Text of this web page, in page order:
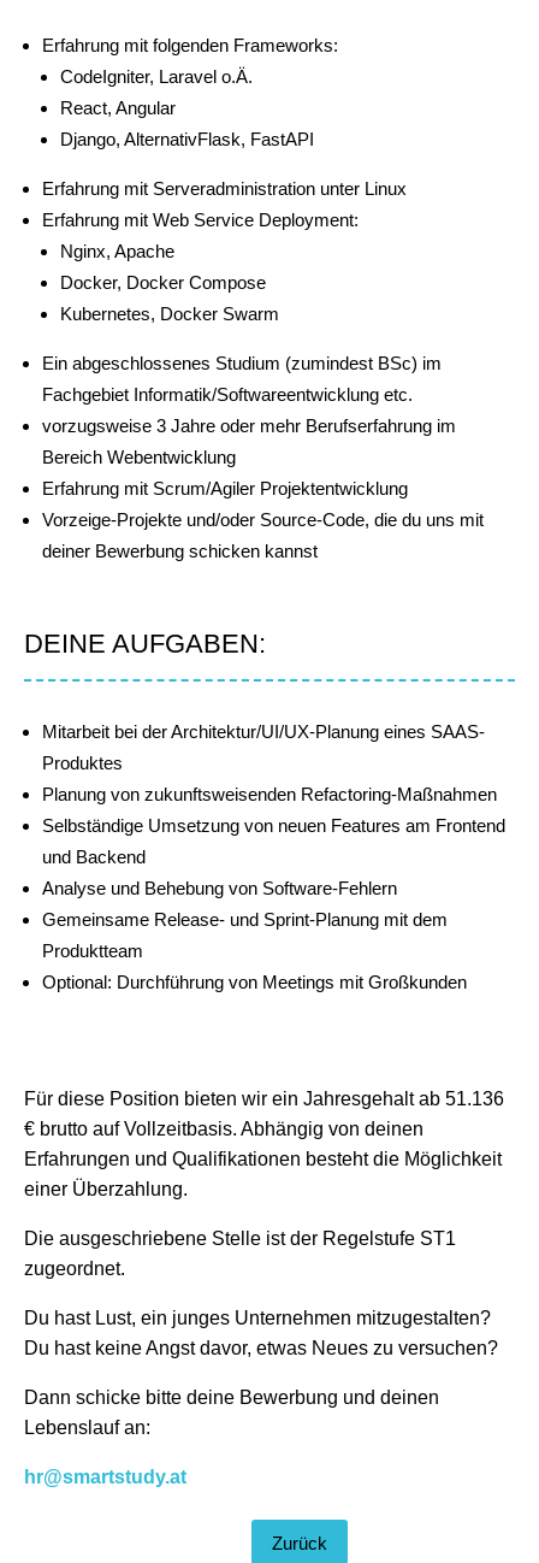
Erfahrung mit folgenden Frameworks:
CodeIgniter, Laravel o.Ä.
React, Angular
Django, AlternativFlask, FastAPI
Erfahrung mit Serveradministration unter Linux
Erfahrung mit Web Service Deployment:
Nginx, Apache
Docker, Docker Compose
Kubernetes, Docker Swarm
Ein abgeschlossenes Studium (zumindest BSc) im
Fachgebiet Informatik/Softwareentwicklung etc.
vorzugsweise 3 Jahre oder mehr Berufserfahrung im
Bereich Webentwicklung
Erfahrung mit Scrum/Agiler Projektentwicklung
Vorzeige-Projekte und/oder Source-Code, die du uns mit
deiner Bewerbung schicken kannst
DEINE AUFGABEN:
Mitarbeit bei der Architektur/UI/UX-Planung eines SAAS-
Produktes
Planung von zukunftsweisenden Refactoring-Maßnahmen
Selbständige Umsetzung von neuen Features am Frontend
und Backend
Analyse und Behebung von Software-Fehlern
Gemeinsame Release- und Sprint-Planung mit dem
Produktteam
Optional: Durchführung von Meetings mit Großkunden
Für diese Position bieten wir ein Jahresgehalt ab 51.136
€ brutto auf Vollzeitbasis. Abhängig von deinen
Erfahrungen und Qualifikationen besteht die Möglichkeit
einer Überzahlung.
Die ausgeschriebene Stelle ist der Regelstufe ST1
zugeordnet.
Du hast Lust, ein junges Unternehmen mitzugestalten?
Du hast keine Angst davor, etwas Neues zu versuchen?
Dann schicke bitte deine Bewerbung und deinen
Lebenslauf an:
hr@smartstudy.at
Zurück